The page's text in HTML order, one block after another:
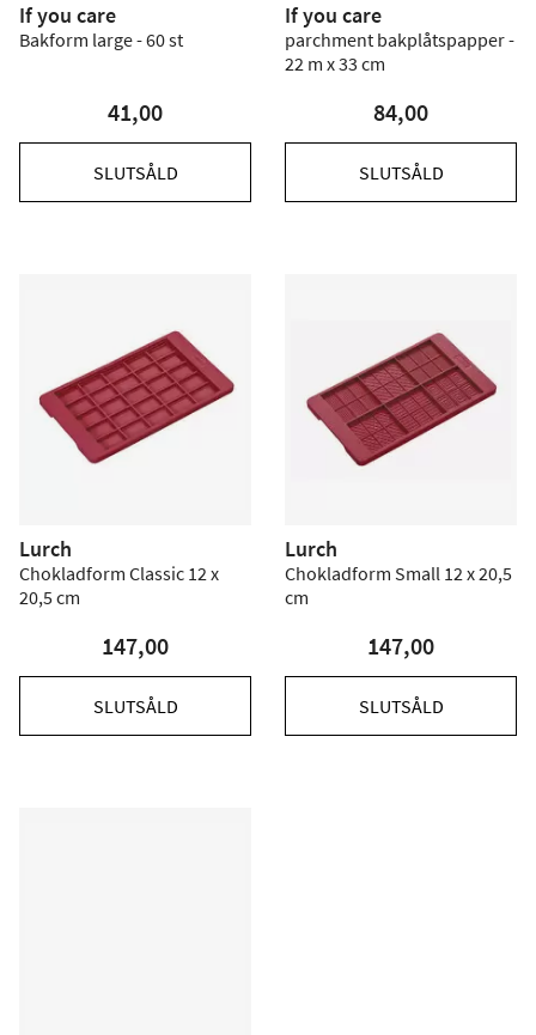
If you care
Bakform large - 60 st
41,00
SLUTSÅLD
If you care
parchment bakplåtspapper -
22 m x 33 cm
84,00
SLUTSÅLD
Lurch
Chokladform Classic 12 x
20,5 cm
147,00
SLUTSÅLD
Lurch
Chokladform Small 12 x 20,5
cm
147,00
SLUTSÅLD